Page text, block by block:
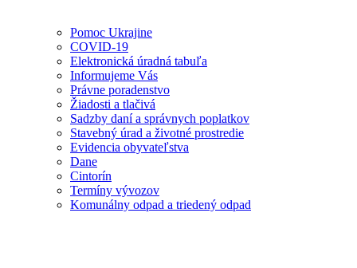
Pomoc Ukrajine
COVID-19
Elektronická úradná tabuľa
Informujeme Vás
Právne poradenstvo
Žiadosti a tlačivá
Sadzby daní a správnych poplatkov
Stavebný úrad a životné prostredie
Evidencia obyvateľstva
Dane
Cintorín
Termíny vývozov
Komunálny odpad a triedený odpad